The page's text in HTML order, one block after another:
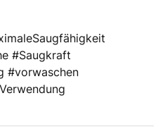
#Saugkraft
#vorwaschen